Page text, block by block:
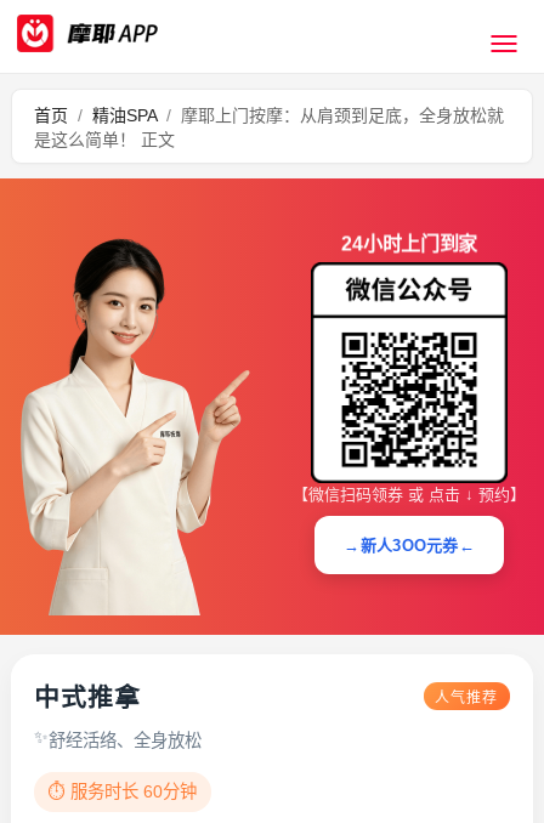
首页 / 精油SPA / 摩耶上门按摩：从肩颈到足底，全身放松就
是这么简单！ 正文
24小时上门到家
【微信扫码领券 或 点击 ↓ 预约】
→新人3OO元券←
中式推拿 人气推荐
舒经活络、全身放松
⏱️ 服务时长 60分钟